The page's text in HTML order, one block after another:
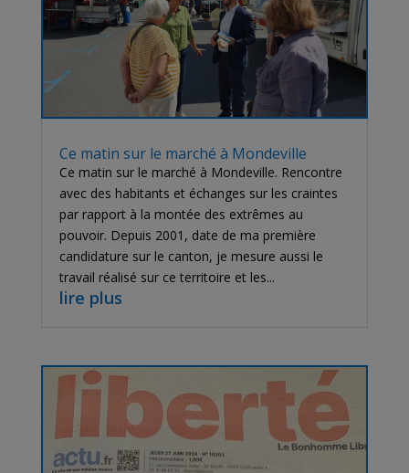
Ce matin sur le marché à Mondeville
Ce matin sur le marché à Mondeville. Rencontre
avec des habitants et échanges sur les craintes
par rapport à la montée des extrêmes au
pouvoir. Depuis 2001, date de ma première
candidature sur le canton, je mesure aussi le
travail réalisé sur ce territoire et les...
lire plus